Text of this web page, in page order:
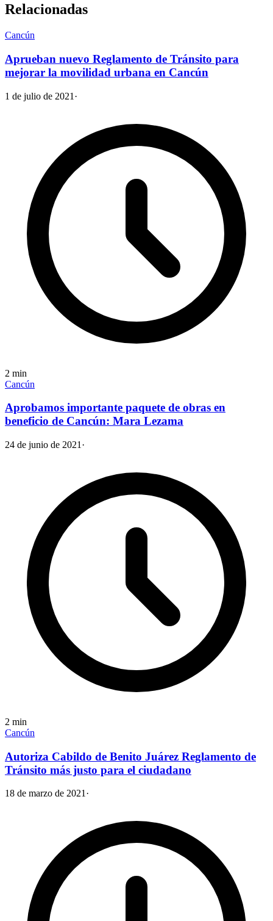
Relacionadas
Cancún
Aprueban nuevo Reglamento de Tránsito para
mejorar la movilidad urbana en Cancún
1 de julio de 2021 ·
2 min
Cancún
Aprobamos importante paquete de obras en
beneficio de Cancún: Mara Lezama
24 de junio de 2021 ·
2 min
Cancún
Autoriza Cabildo de Benito Juárez Reglamento de
Tránsito más justo para el ciudadano
18 de marzo de 2021·